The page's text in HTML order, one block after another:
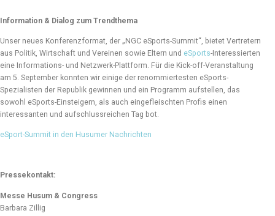
Information & Dialog zum Trendthema
Unser neues Konferenzformat, der „NGC eSports-Summit“, bietet Vertretern
aus Politik, Wirtschaft und Vereinen sowie Eltern und eSports-Interessierten
eine Informations- und Netzwerk-Plattform. Für die Kick-off-Veranstaltung
am 5. September konnten wir einige der renommiertesten eSports-
Spezialisten der Republik gewinnen und ein Programm aufstellen, das
sowohl eSports-Einsteigern, als auch eingefleischten Profis einen
interessanten und aufschlussreichen Tag bot.
eSport-Summit in den Husumer Nachrichten
Pressekontakt:
Messe Husum & Congress
Barbara Zillig